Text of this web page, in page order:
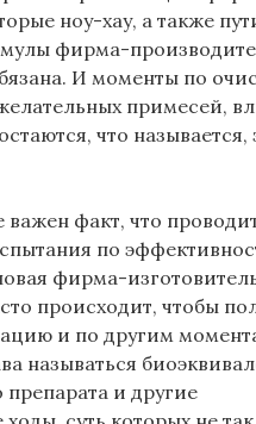
ноу-хау, а также
фирма-
И моменты по
примесей,
что называется,
важен факт, что
по
фирма-
происходит, чтобы
и по другим
называться
и другие